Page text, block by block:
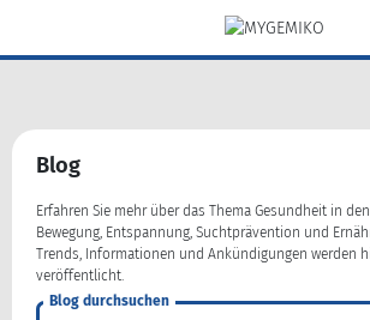
Blog
Erfahren Sie mehr über das Thema Gesundheit in
Bewegung, Entspannung, Suchtprävention und
Trends, Informationen und Ankündigungen werden
veröffentlicht.
Blog durchsuchen